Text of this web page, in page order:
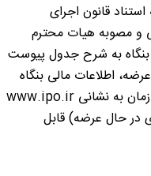
قانون اجرای
قانون اساسی و مصوبه هیات محترم
بنگاه به شرح جدول پیوست
اطلاعات مالی بنگاه
یاد شده، در پایگاه اطلاع رسانی این سازمان به نشانی www.ipo.ir
در حال عرضه) قابل